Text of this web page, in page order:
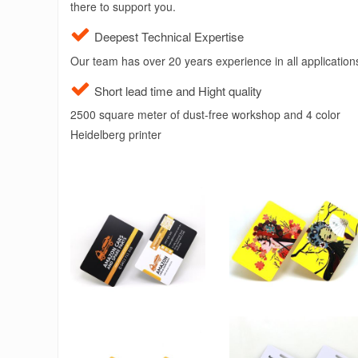
there to support you.
Deepest Technical Expertise
Our team has over 20 years experience in all
Short lead time and Hight quality
2500 square meter of dust-free workshop and 4 color
Heidelberg printer